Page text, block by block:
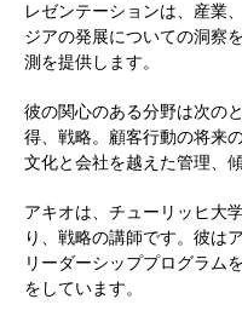
レゼンテーションは、産業
ジアの発展についての洞察
測を提供します。
彼の関心のある分野は次の
得、戦略。顧客行動の将来
文化と会社を越えた管理、傾
アキオは、チューリッヒ大
り、戦略の講師です。彼は
リーダーシッププログラム
をしています。